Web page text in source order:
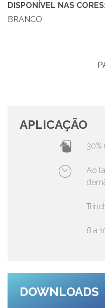
DISPONÍVEL NAS
BRANCO
APLICAÇÃO
30%
Ao
8 a
DOWNLOADS